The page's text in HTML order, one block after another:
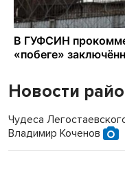
Новости
Чудеса
Владимир Коченов